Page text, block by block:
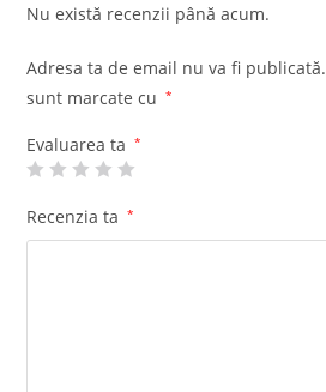
1
n
Nu există recenzii până acum.
Adresa ta de email nu va fi publicată.
sunt marcate cu
*
Evaluarea ta *
Recenzia ta *